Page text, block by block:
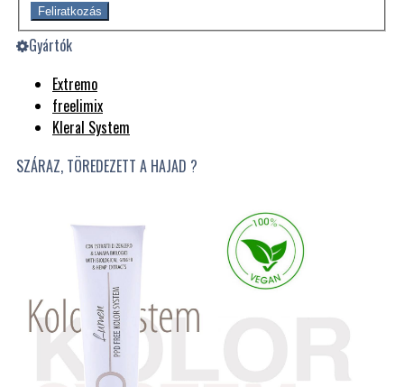
Feliratkozás
Gyártók
Extremo
freelimix
Kleral System
SZÁRAZ, TÖREDEZETT A HAJAD ?